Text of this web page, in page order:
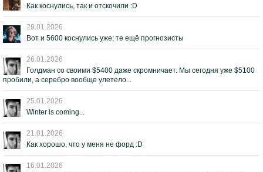
Как коснулись, так и отскочили :D
29.01.2026
Вот и 5600 коснулись уже; те ещё прогнозисты
26.01.2026
Голдман со своими $5400 даже скромничает. Мы сегодня уже $5100
пробили, а серебро вообще улетело...
25.01.2026
Winter is coming...
21.01.2026
Как хорошо, что у меня не форд :D
16.01.2026